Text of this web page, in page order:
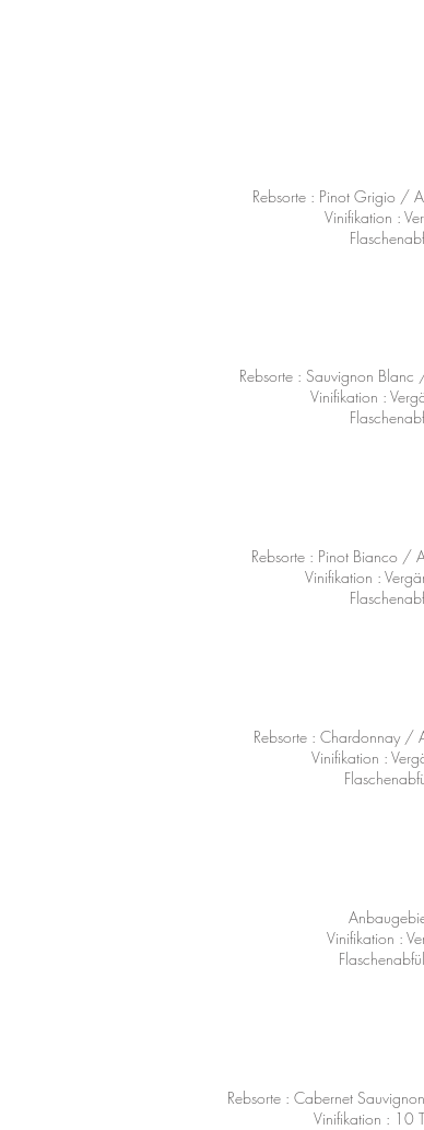
Rebsorte : Pinot Grigio /
Vinifikation :
Rebsorte : Sauvignon
Vinifikation :
Rebsorte : Pinot Bianco /
Vinifikation :
Rebsorte : Chardonnay /
Vinifikation :
Vinifikation :
Rebsorte : Cabernet
Vinifikation : 10